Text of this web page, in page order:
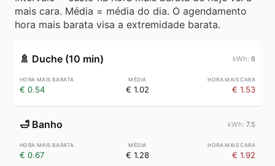
mais cara. Média = média do dia. O agendamento
hora mais barata visa a extremidade barata.
🚿 Duche (10 min) 6
€ 0.54 € 1.02 € 1.53
🛁 Banho 7.5
€ 0.67 € 1.28 € 1.92